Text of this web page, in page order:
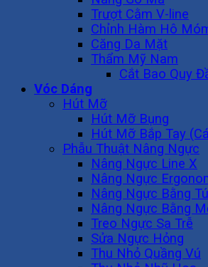
Trượt Cằm V-line
Chỉnh Hàm Hô
Căng Da Mặt
Thẩm Mỹ Nam
Cắt Bao Quy
Vóc Dáng
Hút Mỡ
Hút Mỡ Bụng
Hút Mỡ Bắp Tay
Phẫu Thuật Nâng Ngực
Nâng Ngực Line X
Nâng Ngực
Nâng Ngực Bằng
Nâng Ngực Bằng
Treo Ngực Sa Trễ
Sửa Ngực Hỏng
Thu Nhỏ Quầng Vú